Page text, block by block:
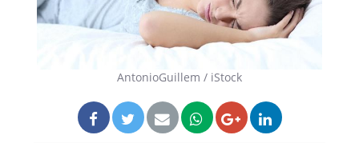
AntonioGuillem / iStock